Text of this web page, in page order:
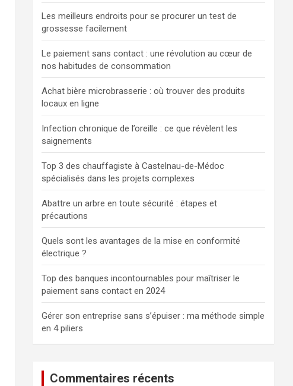
Les meilleurs endroits pour se procurer un test de
grossesse facilement
Le paiement sans contact : une révolution au cœur de
nos habitudes de consommation
Achat bière microbrasserie : où trouver des produits
locaux en ligne
Infection chronique de l’oreille : ce que révèlent les
saignements
Top 3 des chauffagiste à Castelnau-de-Médoc
spécialisés dans les projets complexes
Abattre un arbre en toute sécurité : étapes et
précautions
Quels sont les avantages de la mise en conformité
électrique ?
Top des banques incontournables pour maîtriser le
paiement sans contact en 2024
Gérer son entreprise sans s’épuiser : ma méthode simple
en 4 piliers
Commentaires récents